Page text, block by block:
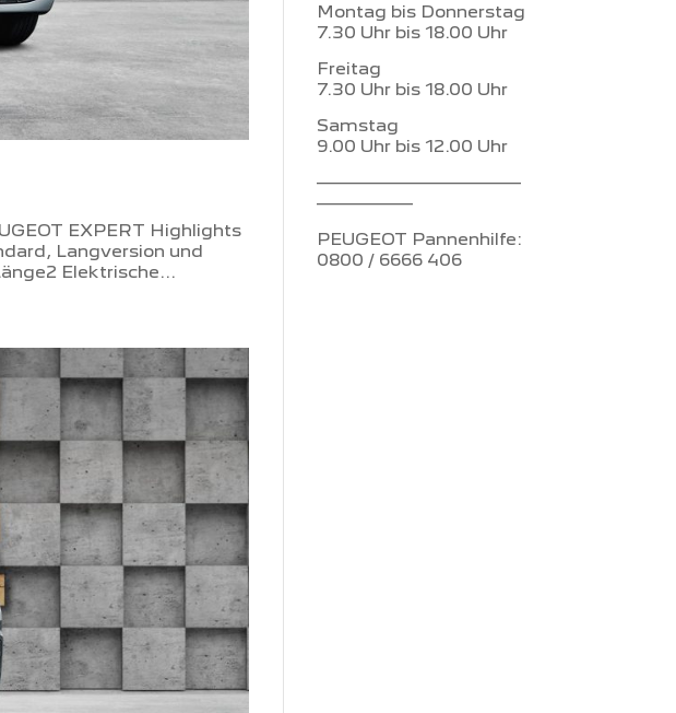
EXPERT Highlights
Langversion und
Elektrische...
Montag bis Donnerstag
7.30 Uhr bis 18.00 Uhr
Freitag
7.30 Uhr bis 18.00 Uhr
Samstag
9.00 Uhr bis 12.00 Uhr
–––––––––––––––––
––––––––
PEUGEOT Pannenhilfe:
0800 / 6666 406